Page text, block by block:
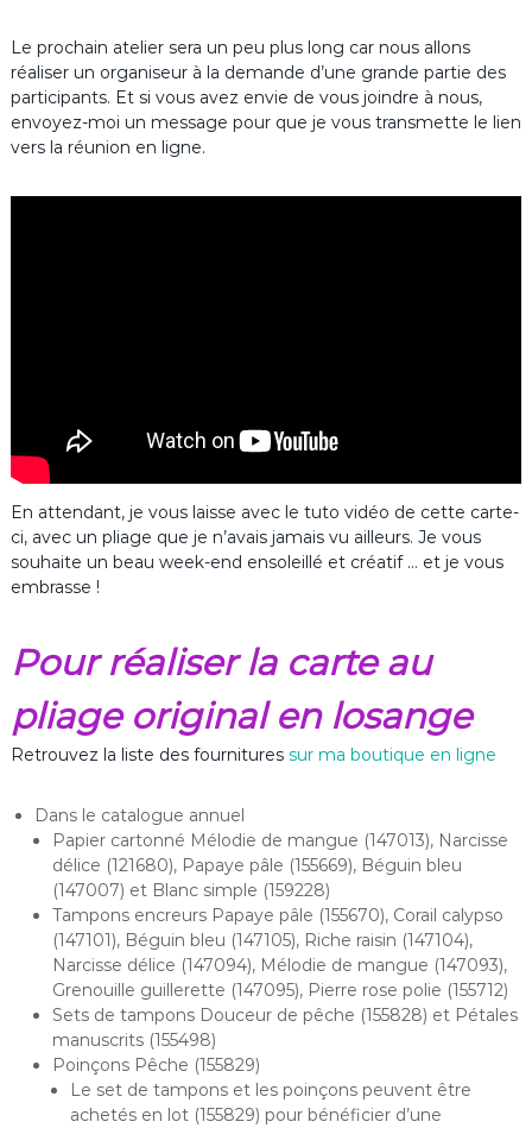
Le prochain atelier sera un peu plus long car nous allons
réaliser un organiseur à la demande d’une grande partie des
participants. Et si vous avez envie de vous joindre à nous,
envoyez-moi un message pour que je vous transmette le lien
vers la réunion en ligne.
En attendant, je vous laisse avec le tuto vidéo de cette carte-
ci, avec un pliage que je n’avais jamais vu ailleurs. Je vous
souhaite un beau week-end ensoleillé et créatif … et je vous
embrasse !
Pour réaliser la carte au
pliage original en losange
Retrouvez la liste des fournitures sur ma boutique en ligne
Dans le catalogue annuel
Papier cartonné Mélodie de mangue (147013), Narcisse
délice (121680), Papaye pâle (155669), Béguin bleu
(147007) et Blanc simple (159228)
Tampons encreurs Papaye pâle (155670), Corail calypso
(147101), Béguin bleu (147105), Riche raisin (147104),
Narcisse délice (147094), Mélodie de mangue (147093),
Grenouille guillerette (147095), Pierre rose polie (155712)
Sets de tampons Douceur de pêche (155828) et Pétales
manuscrits (155498)
Poinçons Pêche (155829)
Le set de tampons et les poinçons peuvent être
achetés en lot (155829) pour bénéficier d’une